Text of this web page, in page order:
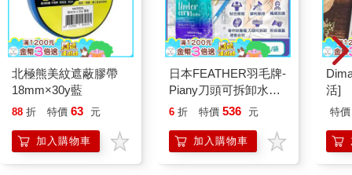
北極熊美紋遮蔽膠帶
18mm×30y藍
88 折 特價 63 元
加入購物車
日本FEATHER羽毛牌-
Piany刀頭可拆卸水洗
腋下專用刮毛刀3入/袋
毛量修飾刀/輕巧便攜
仕女順滑美體刀/手動
6 折 特價 536 元
加入購物車
活]
特價